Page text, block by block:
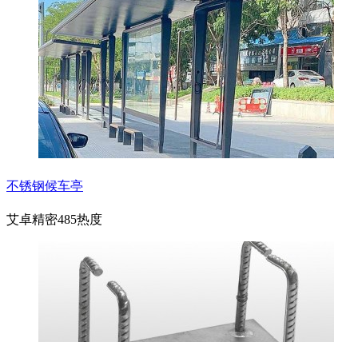
不锈钢候车亭
艾卓精密485热度